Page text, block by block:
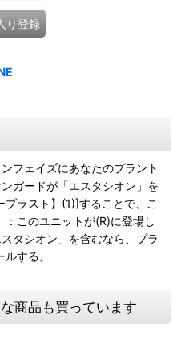
り登録
フェイズにあなたのプラント
ガードが「エスタシオン」を
ラスト】(1)]することで、こ
このユニットが(R)に登場し
タシオン」を含むなら、プラ
する。
商品も買っています